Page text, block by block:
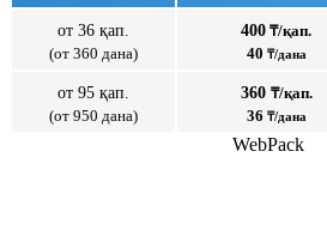
от 36 қап.
(от 360 дана)
400 ₸/қап.
40 ₸/дана
от 95 қап.
(от 950 дана)
360 ₸/қап.
36 ₸/дана
WebPack